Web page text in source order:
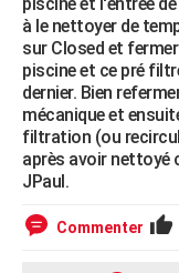
à le nettoyer de
sur Closed et
piscine et ce pré
dernier. Bien
mécanique et
filtration (ou
après avoir nettoyé
JPaul.
Commenter